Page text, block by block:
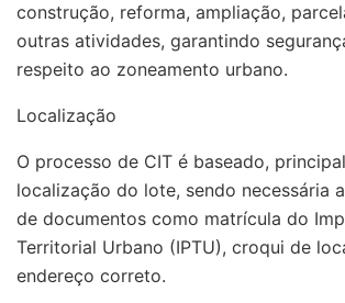
construção, reforma, ampliação,
outras atividades, garantindo
respeito ao zoneamento urbano.
Localização
O processo de CIT é baseado,
localização do lote, sendo necessária
de documentos como matrícula do
Territorial Urbano (IPTU), croqui de
endereço correto.